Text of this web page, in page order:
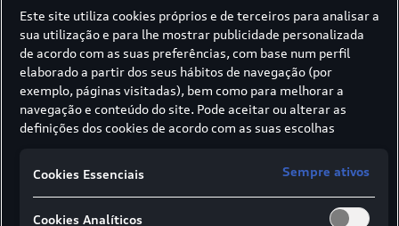
tron performance com tração traseira ou o Audi Q6
Sportback e-tron quattro2com tração integral.
Este site utiliza cookies próprios e de terceiros para analisar a
sua utilização e para lhe mostrar publicidade personalizada
de acordo com as suas preferências, com base num perfil
elaborado a partir dos seus hábitos de navegação (por
exemplo, páginas visitadas), bem como para melhorar a
navegação e conteúdo do site. Pode aceitar ou alterar as
definições dos cookies de acordo com as suas escolhas
informações sobre como a SIVA recolhe e trata cookies,
consulte a Política de cookies
Cookies Essenciais Sempre ativos
Cookies Analíticos